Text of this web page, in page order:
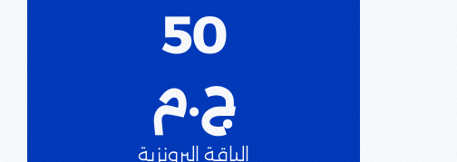
50
ج.م
الباقة البرونزية